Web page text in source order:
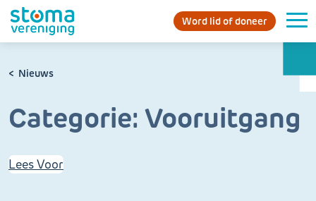
Word lid of doneer
Nieuws
Categorie: Vooruitgang
Lees Voor